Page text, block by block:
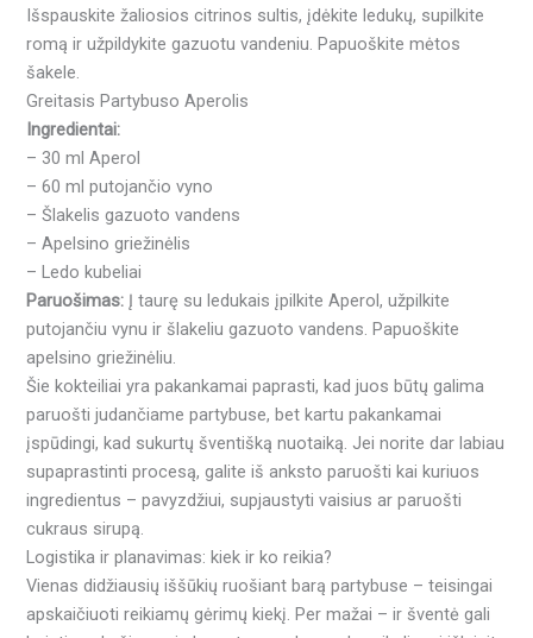
Išspauskite žaliosios citrinos sultis, įdėkite ledukų, supilkite
romą ir užpildykite gazuotu vandeniu. Papuoškite mėtos
šakele.
Greitasis Partybuso Aperolis
Ingredientai:
– 30 ml Aperol
– 60 ml putojančio vyno
– Šlakelis gazuoto vandens
– Apelsino griežinėlis
– Ledo kubeliai
Paruošimas: Į taurę su ledukais įpilkite Aperol, užpilkite
putojančiu vynu ir šlakeliu gazuoto vandens. Papuoškite
apelsino griežinėliu.
Šie kokteiliai yra pakankamai paprasti, kad juos būtų galima
paruošti judančiame partybuse, bet kartu pakankamai
įspūdingi, kad sukurtų šventišką nuotaiką. Jei norite dar labiau
supaprastinti procesą, galite iš anksto paruošti kai kuriuos
ingredientus – pavyzdžiui, supjaustyti vaisius ar paruošti
cukraus sirupą.
Logistika ir planavimas: kiek ir ko reikia?
Vienas didžiausių iššūkių ruošiant barą partybuse – teisingai
apskaičiuoti reikiamų gėrimų kiekį. Per mažai – ir šventė gali